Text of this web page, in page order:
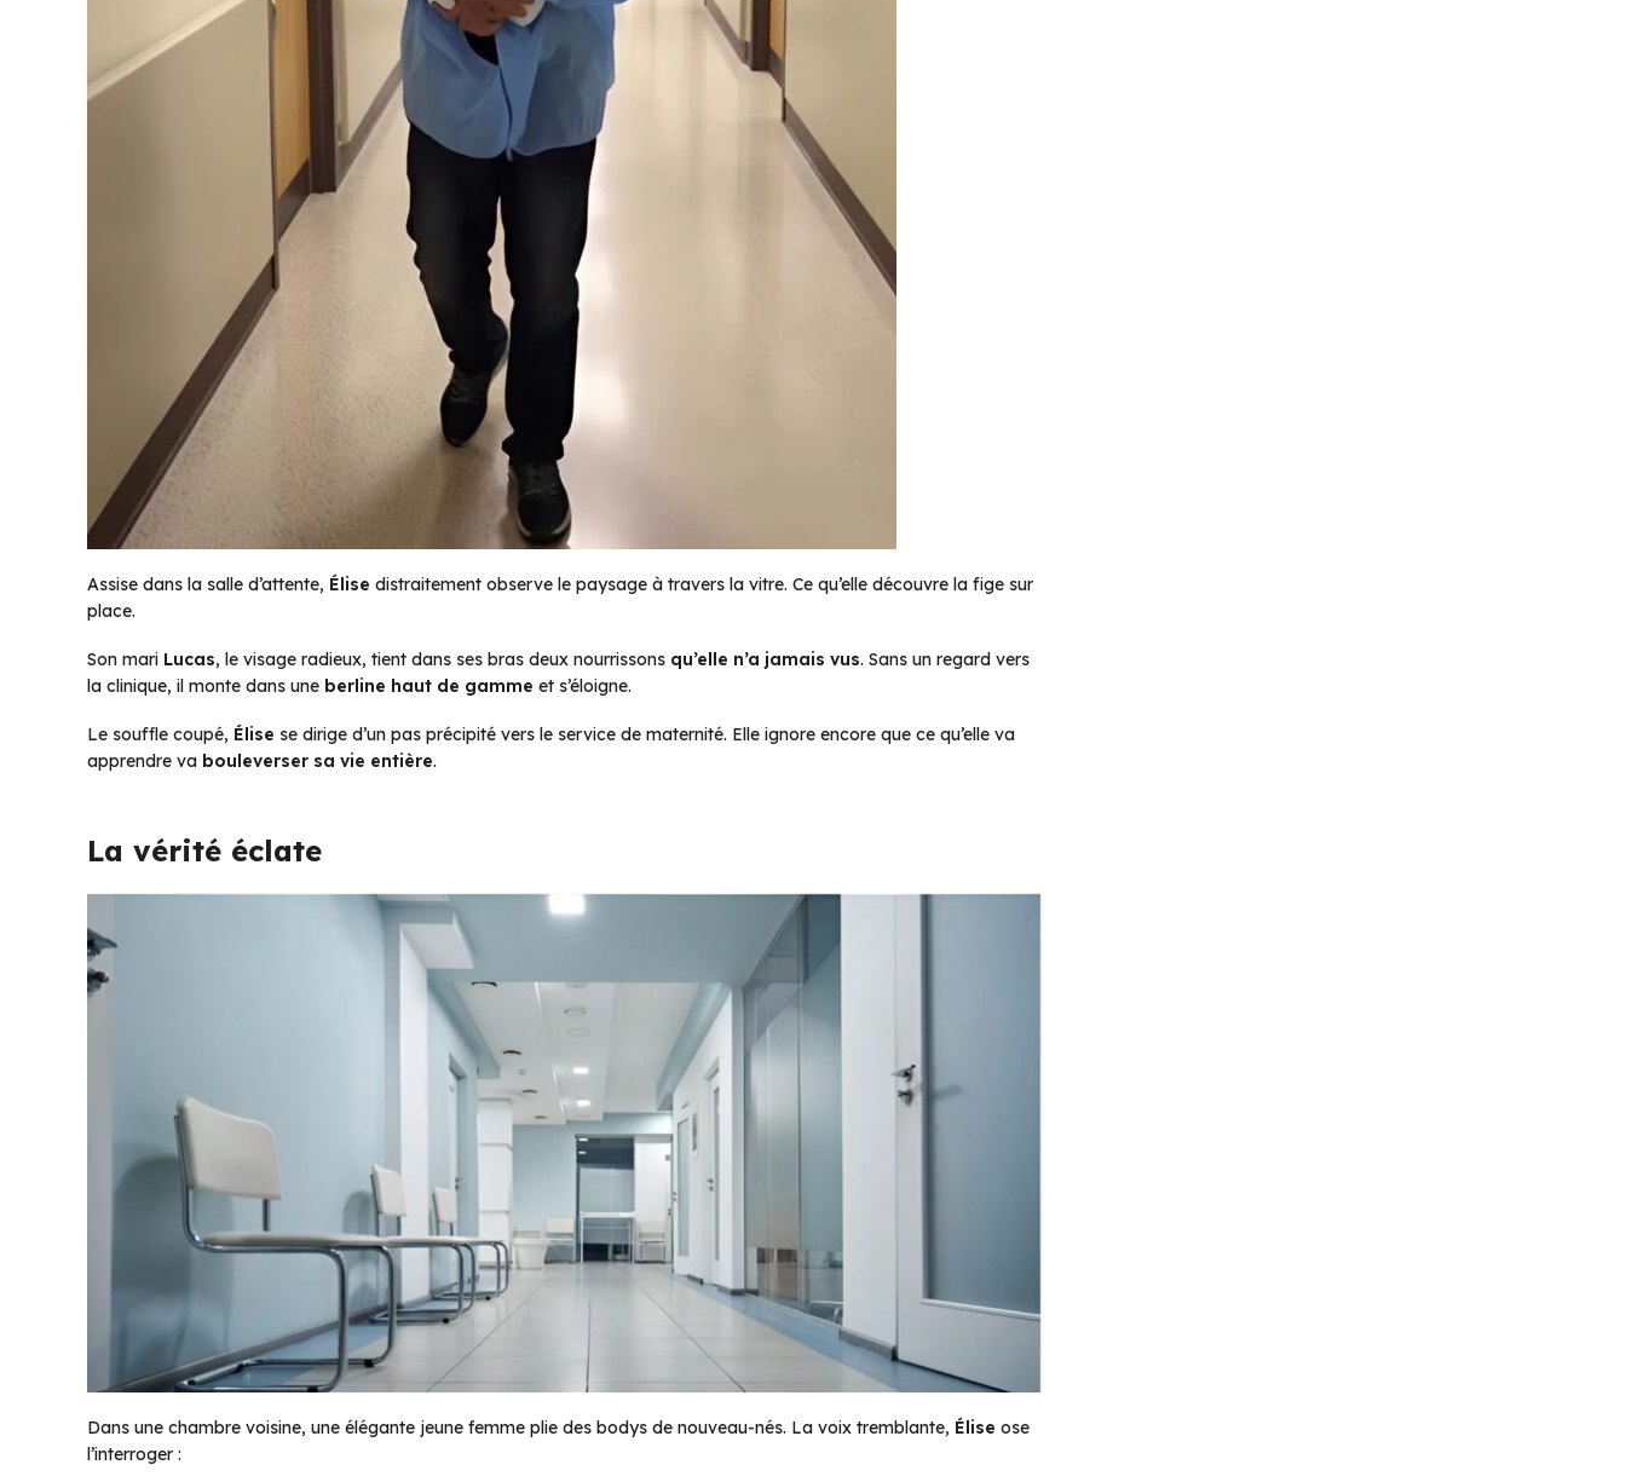
Assise dans la salle d’attente, Élise distraitement observe le paysage à travers la vitre. Ce qu’elle découvre la fige sur
place.
Son mari Lucas, le visage radieux, tient dans ses bras deux nourrissons qu’elle n’a jamais vus. Sans un regard vers
la clinique, il monte dans une berline haut de gamme et s’éloigne.
Le souffle coupé, Élise se dirige d’un pas précipité vers le service de maternité. Elle ignore encore que ce qu’elle va
apprendre va bouleverser sa vie entière.
La vérité éclate
Dans une chambre voisine, une élégante jeune femme plie des bodys de nouveau-nés. La voix tremblante, Élise ose
l’interroger :